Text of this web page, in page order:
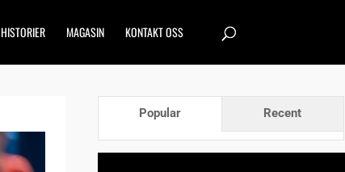
HISTORIER MAGASIN KONTAKT OSS
Popular Recent